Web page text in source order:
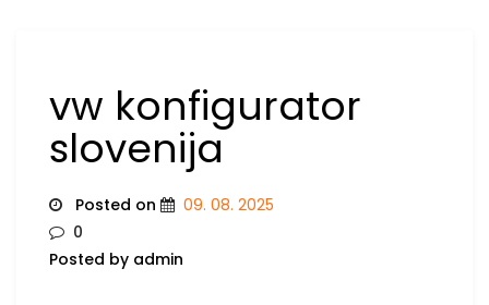
vw konfigurator
slovenija
Posted on
09. 08. 2025
0
Posted by admin